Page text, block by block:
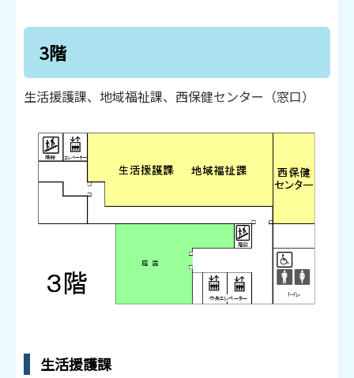
3階
生活援護課、地域福祉課、西保健センター（窓口）
生活援護課